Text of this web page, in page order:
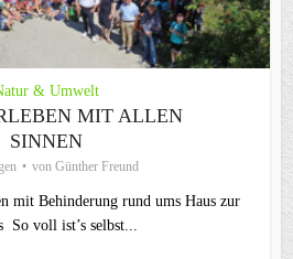
& Umwelt
MIT ALLEN
SINNEN
von Günther Freund
mit Behinderung rund ums Haus zur
So voll ist’s selbst...